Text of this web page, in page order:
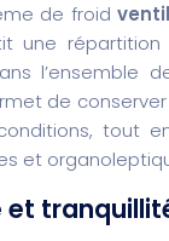
de froid
une
l’ensemble
de
tout
et